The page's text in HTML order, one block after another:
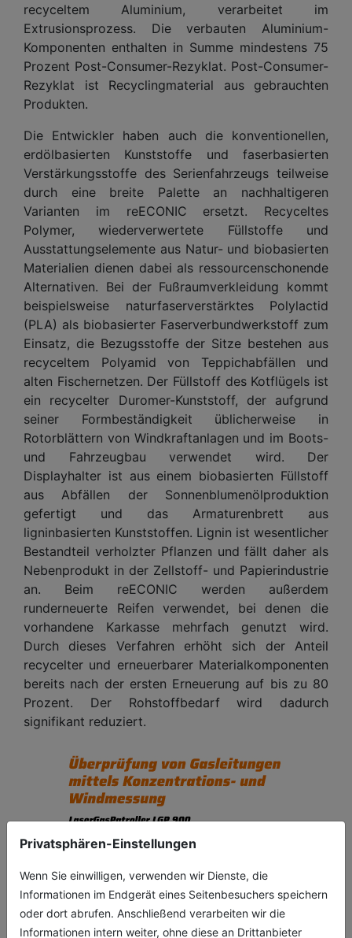
Privatsphären-Einstellungen
Wenn Sie einwilligen, verwenden wir Dienste, die
Informationen im Endgerät eines Seitenbesuchers speichern
oder dort abrufen. Anschließend verarbeiten wir die
Informationen intern weiter, ohne diese an Drittanbieter
recyceltem Aluminium, verarbeitet im
Extrusionsprozess. Die verbauten Aluminium-
Komponenten enthalten in Summe mindestens 75
Prozent Post-Consumer-Rezyklat. Post-Consumer-
Rezyklat ist Recyclingmaterial aus gebrauchten
Produkten.
Die Entwickler haben auch die konventionellen,
erdölbasierten Kunststoffe und faserbasierten
Verstärkungsstoffe des Serienfahrzeugs teilweise
durch eine breite Palette an nachhaltigeren
Varianten im reECONIC ersetzt. Recyceltes
Polymer, wiederverwertete Füllstoffe und
Ausstattungselemente aus Natur- und biobasierten
Materialien dienen dabei als ressourcenschonende
Alternativen. Bei der Fußraumverkleidung kommt
beispielsweise naturfaserverstärktes Polylactid
(PLA) als biobasierter Faserverbundwerkstoff zum
Einsatz, die Bezugsstoffe der Sitze bestehen aus
recyceltem Polyamid von Teppichabfällen und
alten Fischernetzen. Der Füllstoff des Kotflügels ist
ein recycelter Duromer-Kunststoff, der aufgrund
seiner Formbeständigkeit üblicherweise in
Rotorblättern von Windkraftanlagen und im Boots-
und Fahrzeugbau verwendet wird. Der
Displayhalter ist aus einem biobasierten Füllstoff
aus Abfällen der Sonnenblumenölproduktion
gefertigt und das Armaturenbrett aus
ligninbasierten Kunststoffen. Lignin ist wesentlicher
Bestandteil verholzter Pflanzen und fällt daher als
Nebenprodukt in der Zellstoff- und Papierindustrie
an. Beim reECONIC werden außerdem
runderneuerte Reifen verwendet, bei denen die
vorhandene Karkasse mehrfach genutzt wird.
Durch dieses Verfahren erhöht sich der Anteil
recycelter und erneuerbarer Materialkomponenten
bereits nach der ersten Erneuerung auf bis zu 80
Prozent. Der Rohstoffbedarf wird dadurch
signifikant reduziert.